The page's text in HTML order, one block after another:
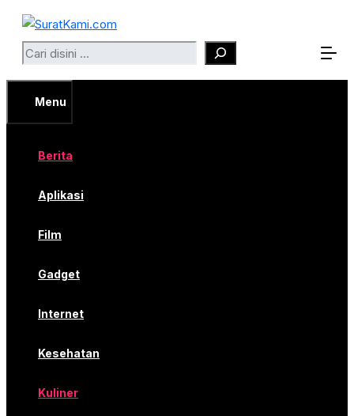
Langsung
Search
Menu
Berita
Aplikasi
Film
Gadget
Internet
Kesehatan
Kuliner